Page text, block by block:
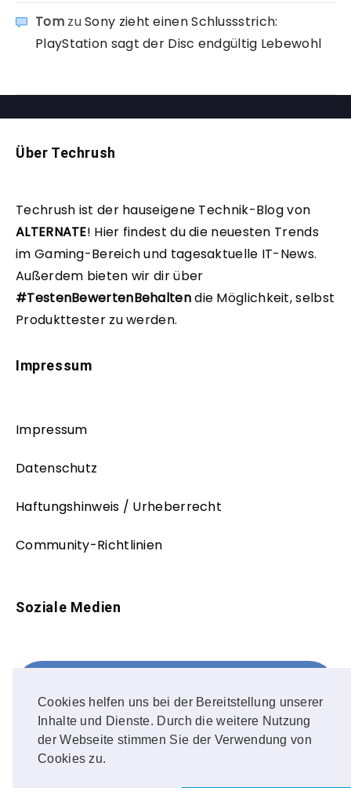
Cookies helfen uns bei der Bereitstellung unserer
Inhalte und Dienste. Durch die weitere Nutzung
der Webseite stimmen Sie der Verwendung von
Cookies zu.
TomzuSony zieht einen Schlussstrich:
PlayStation sagt der Disc endgültig Lebewohl
Über Techrush
Techrush ist der hauseigene Technik-Blog von
ALTERNATE! Hier findest du die neuesten Trends
im Gaming-Bereich und tagesaktuelle IT-News.
Außerdem bieten wir dir über
#TestenBewertenBehaltendie Möglichkeit, selbst
Produkttester zu werden.
Impressum
Impressum
Datenschutz
Haftungshinweis / Urheberrecht
Community-Richtlinien
Soziale Medien
FOLLOW ME!
Instagram
OUR PHOTOS!